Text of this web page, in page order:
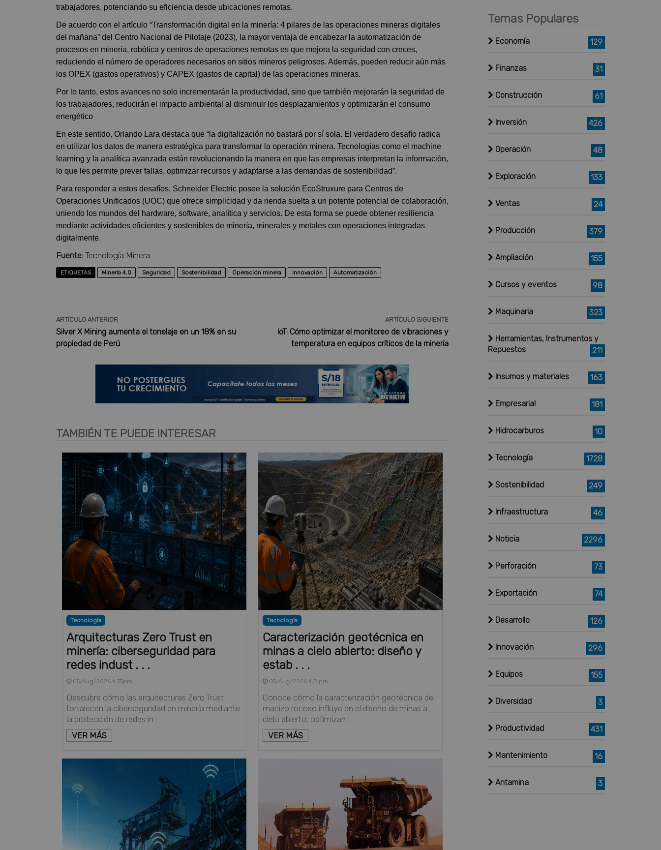
trabajadores, potenciando su eficiencia desde ubicaciones remotas.
De acuerdo con el artículo “Transformación digital en la minería: 4 pilares de las operaciones mineras digitales
del mañana” del Centro Nacional de Pilotaje (2023), la mayor ventaja de encabezar la automatización de
procesos en minería, robótica y centros de operaciones remotas es que mejora la seguridad con creces,
reduciendo el número de operadores necesarios en sitios mineros peligrosos. Además, pueden reducir aún más
los OPEX (gastos operativos) y CAPEX (gastos de capital) de las operaciones mineras.
Por lo tanto, estos avances no solo incrementarán la productividad, sino que también mejorarán la seguridad de
los trabajadores, reducirán el impacto ambiental al disminuir los desplazamientos y optimizarán el consumo
energético
En este sentido, Orlando Lara destaca que “la digitalización no bastará por sí sola. El verdadero desafío radica
en utilizar los datos de manera estratégica para transformar la operación minera. Tecnologías como el machine
learning y la analítica avanzada están revolucionando la manera en que las empresas interpretan la información,
lo que les permite prever fallas, optimizar recursos y adaptarse a las demandas de sostenibilidad”.
Para responder a estos desafíos, Schneider Electric posee la solución EcoStruxure para Centros de
Operaciones Unificados (UOC) que ofrece simplicidad y da rienda suelta a un potente potencial de colaboración,
uniendo los mundos del hardware, software, analítica y servicios. De esta forma se puede obtener resiliencia
mediante actividades eficientes y sostenibles de minería, minerales y metales con operaciones integradas
digitalmente.
Fuente: Tecnología Minera
ETIQUETAS Minería 4.0 Seguridad Sostenibilidad Operación minera Innovación Automatización
ARTÍCULO ANTERIOR
Silver X Mining aumenta el tonelaje en un 18% en su
propiedad de Perú
ARTÍCULO SIGUIENTE
IoT: Cómo optimizar el monitoreo de vibraciones y
temperatura en equipos críticos de la minería
TAMBIÉN TE PUEDE INTERESAR
Tecnología
Arquitecturas Zero Trust en
minería: ciberseguridad para
redes indust . . .
05/Aug/2026 4:35pm
Descubre cómo las arquitecturas Zero Trust
fortalecen la ciberseguridad en minería mediante
la protección de redes in . . .
VER MÁS
Tecnología
Caracterización geotécnica en
minas a cielo abierto: diseño y
estab . . .
05/Aug/2026 4:31pm
Conoce cómo la caracterización geotécnica del
macizo rocoso influye en el diseño de minas a
cielo abierto, optimizan . . .
VER MÁS
Temas Populares
Economía 129
Finanzas 31
Construcción 61
Inversión 426
Operación 48
Exploración 133
Ventas 24
Producción 379
Ampliación 155
Cursos y eventos 98
Maquinaria 323
Herramientas, Instrumentos y
Repuestos
211
Insumos y materiales 163
Empresarial 181
Hidrocarburos 10
Tecnología 1728
Sostenibilidad 249
Infraestructura 46
Noticia 2296
Perforación 73
Exportación 74
Desarrollo 126
Innovación 296
Equipos 155
Diversidad 3
Productividad 431
Mantenimiento 16
Antamina 3